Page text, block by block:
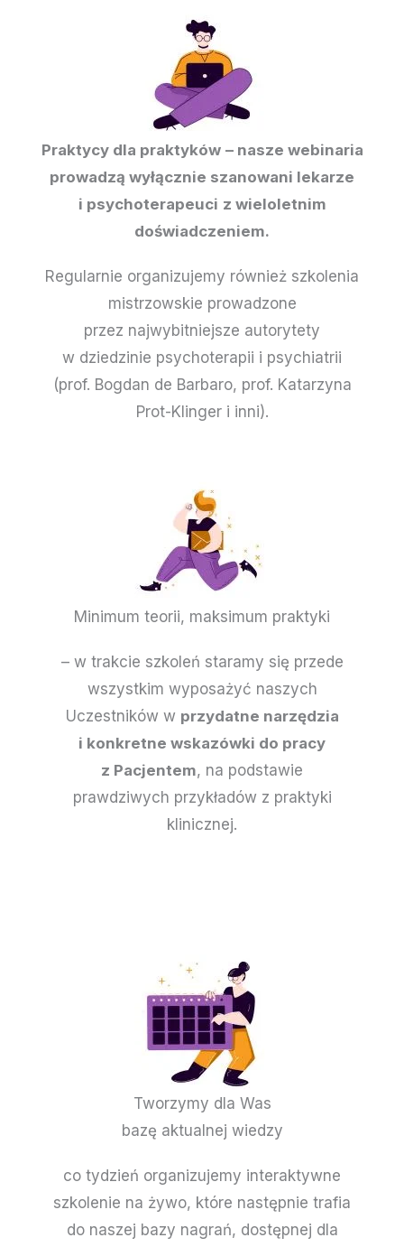
Praktycy dla praktyków – nasze webinaria
prowadzą wyłącznie szanowani lekarze
i psychoterapeuci z wieloletnim
doświadczeniem.
Regularnie organizujemy również szkolenia
mistrzowskie prowadzone
przez najwybitniejsze autorytety
w dziedzinie psychoterapii i psychiatrii
(prof. Bogdan de Barbaro, prof. Katarzyna
Prot-Klinger i inni).
Minimum teorii, maksimum praktyki
– w trakcie szkoleń staramy się przede
wszystkim wyposażyć naszych
Uczestników w przydatne narzędzia
i konkretne wskazówki do pracy
z Pacjentem, na podstawie
prawdziwych przykładów z praktyki
klinicznej.
Tworzymy dla Was
bazę aktualnej wiedzy
co tydzień organizujemy interaktywne
szkolenie na żywo, które następnie trafia
do naszej bazy nagrań, dostępnej dla